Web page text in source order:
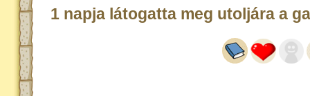
1 napja látogatta meg utoljára a